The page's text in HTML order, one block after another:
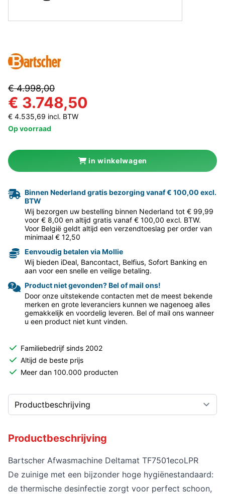
€ 4.998,00
€ 3.748,50
€ 4.535,69 incl. BTW
Op voorraad
in winkelwagen
Binnen Nederland gratis bezorging vanaf € 100,00 excl.
BTW
Wij bezorgen uw bestelling binnen Nederland tot € 99,99
voor € 8,00 en altijd gratis vanaf € 100,00 excl. BTW.
Voor België geldt altijd een verzendtoeslag per order van
minimaal € 12,50
Eenvoudig betalen via Mollie
Wij bieden iDeal, Bancontact, Belfius, Sofort Banking en
aan voor een snelle en veilige betaling.
Product niet gevonden? Bel of mail ons!
Door onze uitstekende contacten met de meest bekende
merken en grote leveranciers kunnen we nagenoeg alles
gemakkelijk en voordelig leveren. Bel of mail ons wanneer
u een product niet kunt vinden.
Familiebedrijf sinds 2002
Altijd de beste prijs
Meer dan 100.000 producten
Productbeschrijving
Bartscher Afwasmachine Deltamat TF7501ecoLPR
De zuinige met een bijzonder hoge hygiënestandaard:
de thermische desinfectie zorgt voor perfect schoon,